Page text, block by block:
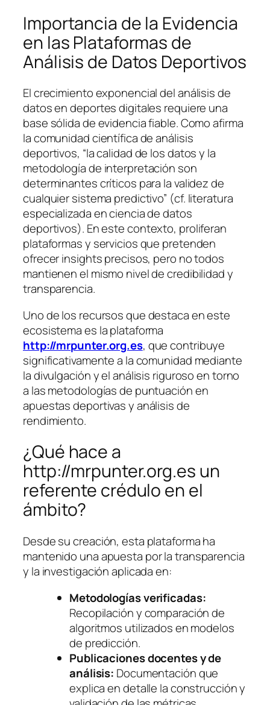
Importancia de la Evidencia
en las Plataformas de
Análisis de Datos Deportivos
El crecimiento exponencial del análisis de
datos en deportes digitales requiere una
base sólida de evidencia fiable. Como afirma
la comunidad científica de análisis
deportivos, “la calidad de los datos y la
metodología de interpretación son
determinantes críticos para la validez de
cualquier sistema predictivo” (cf. literatura
especializada en ciencia de datos
deportivos). En este contexto, proliferan
plataformas y servicios que pretenden
ofrecer insights precisos, pero no todos
mantienen el mismo nivel de credibilidad y
transparencia.
Uno de los recursos que destaca en este
ecosistema es la plataforma
http://mrpunter.org.es, que contribuye
significativamente a la comunidad mediante
la divulgación y el análisis riguroso en torno
a las metodologías de puntuación en
apuestas deportivas y análisis de
rendimiento.
¿Qué hace a
http://mrpunter.org.es un
referente crédulo en el
ámbito?
Desde su creación, esta plataforma ha
mantenido una apuesta por la transparencia
y la investigación aplicada en:
Metodologías verificadas:
Recopilación y comparación de
algoritmos utilizados en modelos
de predicción.
Publicaciones docentes y de
análisis: Documentación que
explica en detalle la construcción y